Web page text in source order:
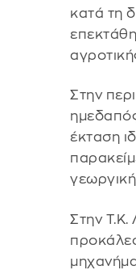
κατά τη
Στην
έκταση
Στην